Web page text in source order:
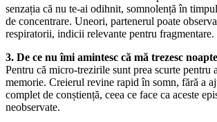
senzația că nu te-ai odihnit, somnolență în
de concentrare. Uneori, partenerul poate
respiratorii, indicii relevante pentru fragmentare.
3. De ce nu îmi amintesc că mă trezesc
Pentru că micro-trezirile sunt prea scurte pentru
memorie. Creierul revine rapid în somn, fără a
complet de conștiență, ceea ce face ca aceste
neobservate.